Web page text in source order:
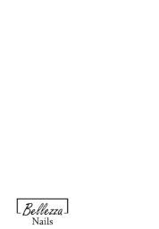
NAZWA
PRODUCENTA:
BELLEZZA